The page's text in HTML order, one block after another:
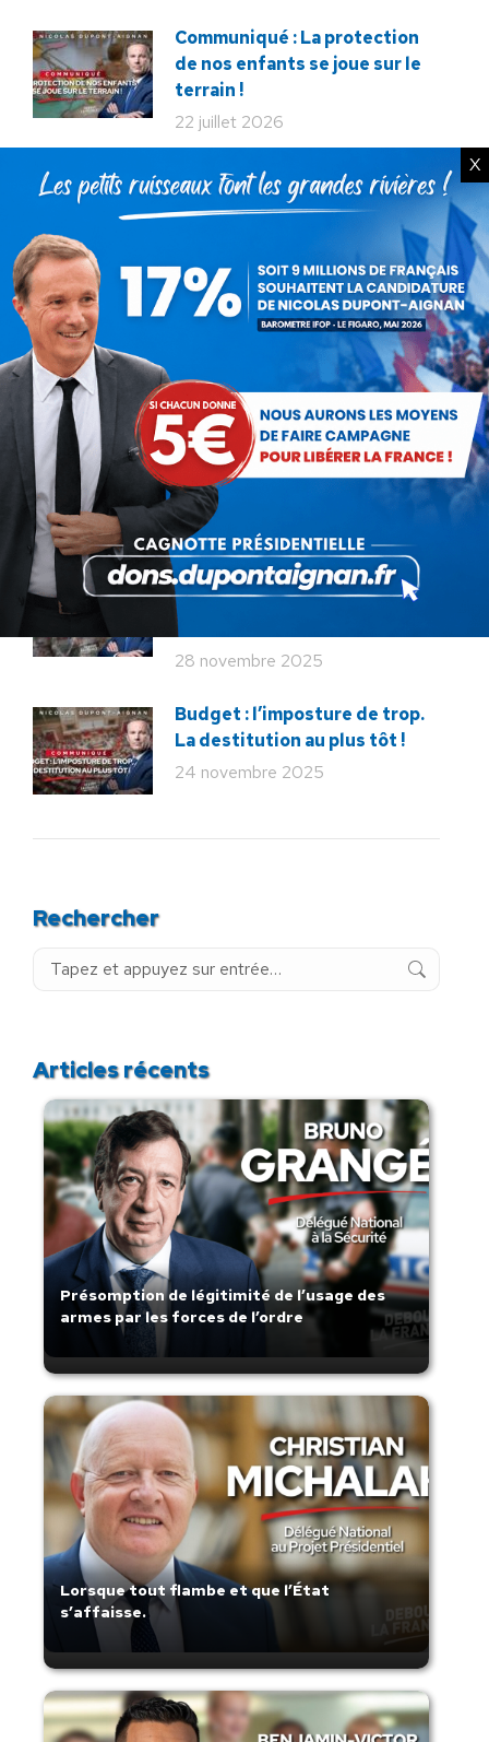
Communiqué : La protection
de nos enfants se joue sur le
terrain !
22 juillet 2026
Communiqué : Corse,
l’engrenage d’une France
26 juin 2026
En ce 18 juin, le meilleur
hommage : libérer à nouveau la
18 juin 2026
Macron veut tuer notre
élevage !
12 décembre 2025
Service militaire : à quand des
mesures sérieuses et
réalistes ?
28 novembre 2025
Budget : l’imposture de trop.
La destitution au plus tôt !
24 novembre 2025
Rechercher
Recherche
Articles récents
Présomption de légitimité de l’usage des
armes par les forces de l’ordre
Lorsque tout flambe et que l’État
s’affaisse.
X